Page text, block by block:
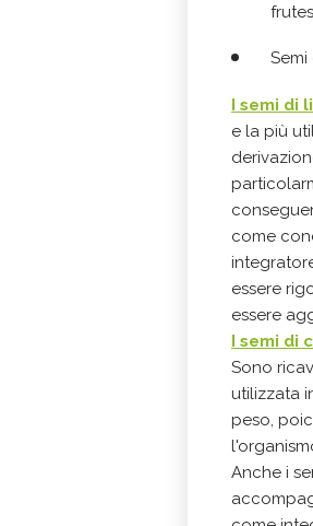
Semi
I semi di
e la più
come
essere
essere
I semi di
Sono
utilizzata
peso,
Anche i